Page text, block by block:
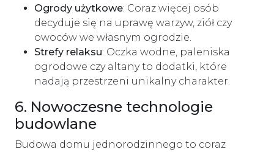
Ogrody użytkowe: Coraz więcej osób
decyduje się na uprawę warzyw, ziół czy
owoców we własnym ogrodzie.
Strefy relaksu: Oczka wodne, paleniska
ogrodowe czy altany to dodatki, które
nadają przestrzeni unikalny charakter.
6. Nowoczesne technologie
budowlane
Budowa domu jednorodzinnego to coraz